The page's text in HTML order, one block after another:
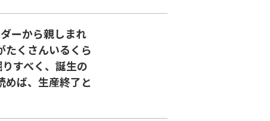
ーから親しまれ
たくさんいるくら
すべく、誕生の
めば、生産終了と